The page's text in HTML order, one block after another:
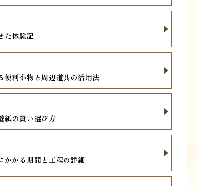
た体験記
便利小物と周辺道具の活用法
紙の賢い選び方
かかる期間と工程の詳細